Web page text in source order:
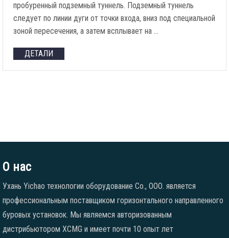
пробуренный подземный туннель. Подземный туннель
следует по линии дуги от точки входа, вниз под специальной
зоной пересечения, а затем всплывает на …
ДЕТАЛИ
О нас
Ухань Yichao технологии оборудование Co., ООО. является
профессиональным поставщиком горизонтального направленного
буровых установок. Мы являемся авторизованным
дистрибьютором XCMG и имеет почти 10 опыт лет